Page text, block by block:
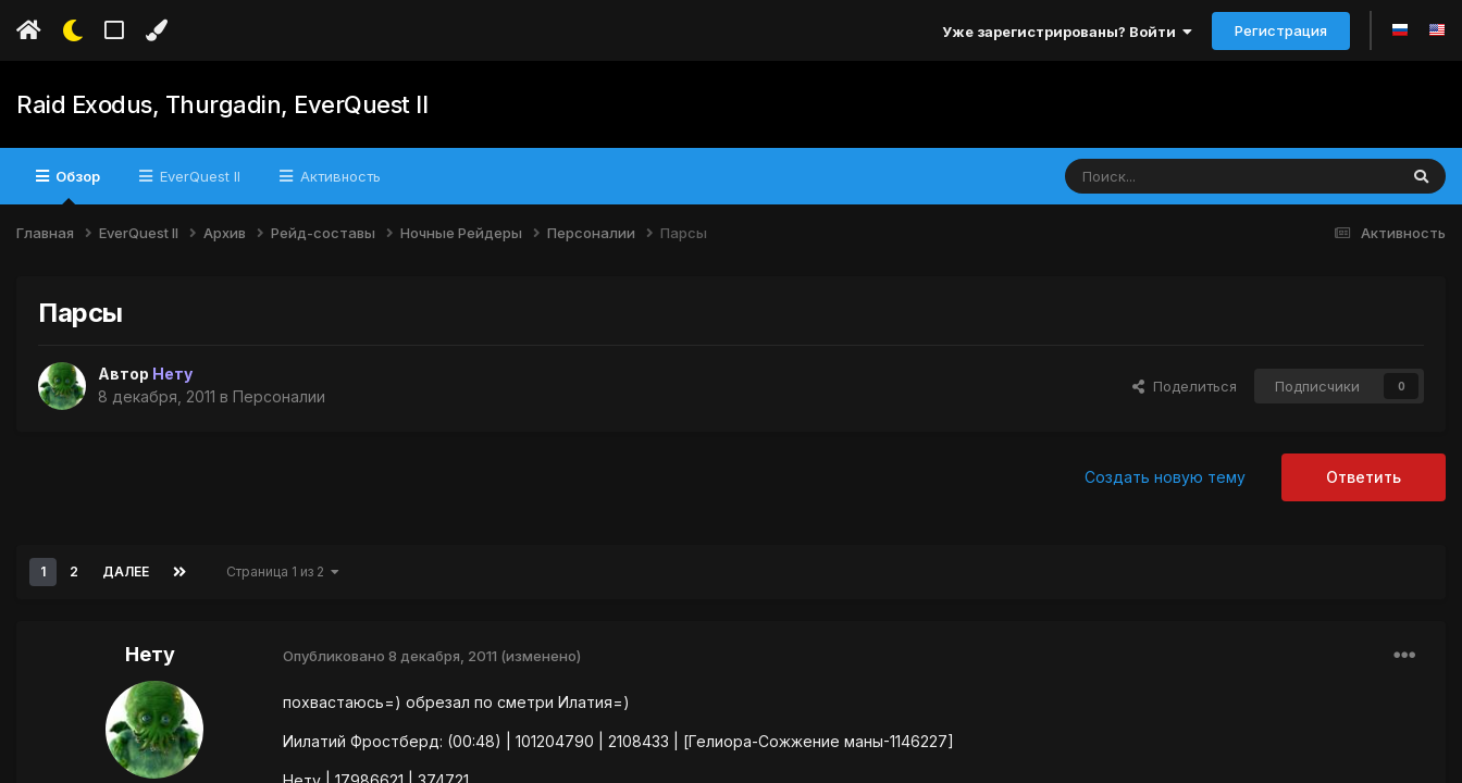
Уже зарегистрированы? Войти Регистрация
Raid Exodus, Thurgadin, EverQuest II
Обзор EverQuest II Активность
Активность
Главная EverQuest II Архив Рейд-составы Ночные Рейдеры Персоналии Парсы
Парсы
Автор Нету
8 декабря, 2011 в Персоналии
Поделиться Подписчики 0
Ответить
Создать новую тему
1 2 ДАЛЕЕ Страница 1 из 2
Нету Опубликовано 8 декабря, 2011 (изменено)
похвастаюсь=) обрезал по сметри Илатия=)
Иилатий Фростберд: (00:48) | 101204790 | 2108433 | [Гелиора-Сожжение маны-1146227]